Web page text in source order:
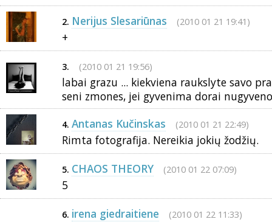
2. Nerijus Slesariūnas (2010 01 21 19:41)
+
3. (2010 01 21 19:56)
labai grazu ... kiekviena raukslyte savo
seni zmones, jei gyvenima dorai
4. Antanas Kučinskas (2010 01 21 22:49)
Rimta fotografija. Nereikia jokių žodžių.
5. CHAOS THEORY (2010 01 22 07:09)
5
6. irena giedraitiene (2010 01 22 11:33)